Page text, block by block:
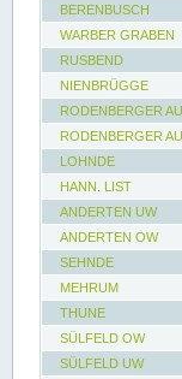
BERENBUSCH
WARBER GRABEN
RUSBEND
NIENBRÜGGE
RODENBERGER
RODENBERGER
LOHNDE
HANN. LIST
ANDERTEN UW
ANDERTEN OW
SEHNDE
MEHRUM
THUNE
SÜLFELD OW
SÜLFELD UW